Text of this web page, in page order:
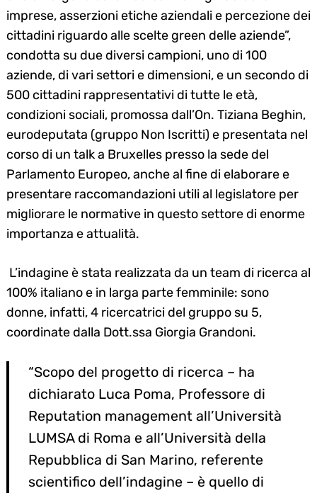
imprese, asserzioni etiche aziendali e percezione dei
cittadini riguardo alle scelte green delle aziende”,
condotta su due diversi campioni, uno di 100
aziende, di vari settori e dimensioni, e un secondo di
500 cittadini rappresentativi di tutte le età,
condizioni sociali, promossa dall’On. Tiziana Beghin,
eurodeputata (gruppo Non Iscritti) e presentata nel
corso di un talk a Bruxelles presso la sede del
Parlamento Europeo, anche al fine di elaborare e
presentare raccomandazioni utili al legislatore per
migliorare le normative in questo settore di enorme
importanza e attualità.
L’indagine è stata realizzata da un team di ricerca al
100% italiano e in larga parte femminile: sono
donne, infatti, 4 ricercatrici del gruppo su 5,
coordinate dalla Dott.ssa Giorgia Grandoni.
“Scopo del progetto di ricerca – ha
dichiarato Luca Poma, Professore di
Reputation management all’Università
LUMSA di Roma e all’Università della
Repubblica di San Marino, referente
scientifico dell’indagine – è quello di